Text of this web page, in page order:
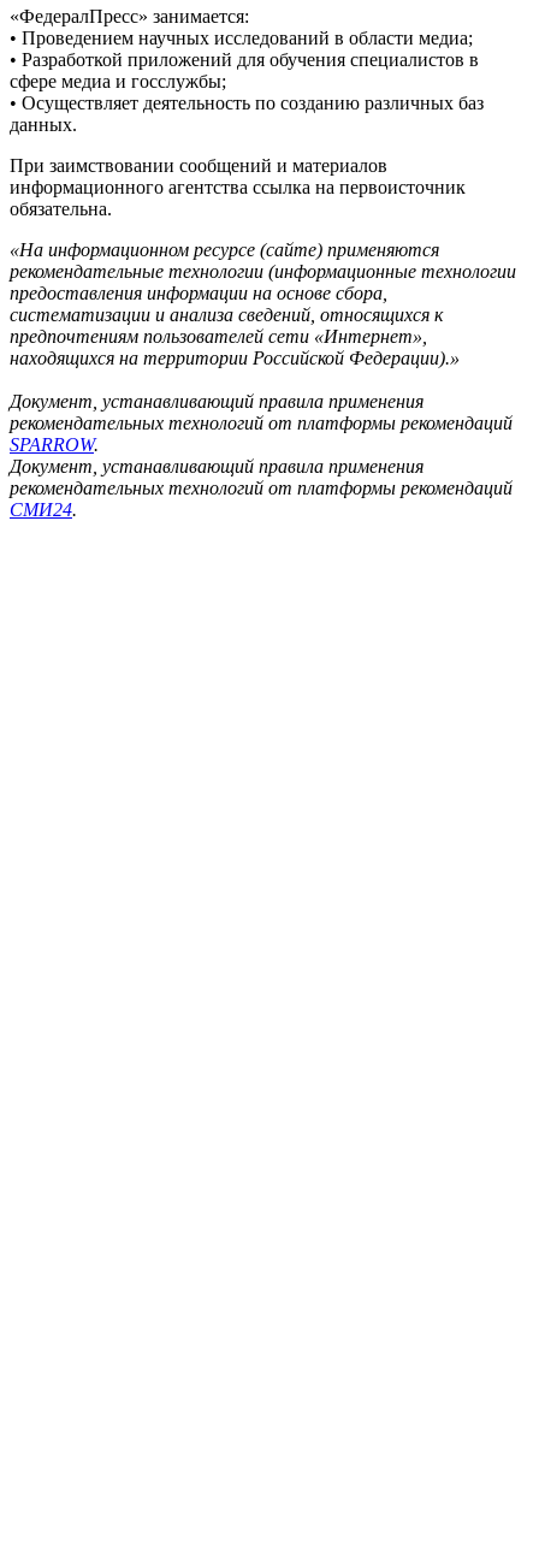
«ФедералПресс» занимается:
• Проведением научных исследований в области медиа;
• Разработкой приложений для обучения специалистов в
сфере медиа и госслужбы;
• Осуществляет деятельность по созданию различных баз
данных.
При заимствовании сообщений и материалов
информационного агентства ссылка на первоисточник
обязательна.
«На информационном ресурсе (сайте) применяются
рекомендательные технологии (информационные технологии
предоставления информации на основе сбора,
систематизации и анализа сведений, относящихся к
предпочтениям пользователей сети «Интернет»,
находящихся на территории Российской Федерации).»
Документ, устанавливающий правила применения
рекомендательных технологий от платформы рекомендаций
SPARROW.
Документ, устанавливающий правила применения
рекомендательных технологий от платформы рекомендаций
СМИ24.